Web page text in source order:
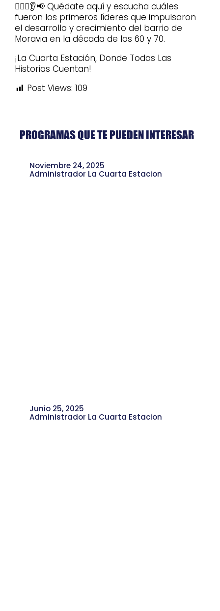
🧔🏽‍♀️👂📢 Quédate aquí y escucha cuáles
fueron los primeros líderes que impulsaron
el desarrollo y crecimiento del barrio de
Moravia en la década de los 60 y 70.
¡La Cuarta Estación, Donde Todas Las
Historias Cuentan!
Post Views: 109
PROGRAMAS QUE TE PUEDEN INTERESAR
Noviembre 24, 2025
Administrador La Cuarta Estacion
Junio 25, 2025
Administrador La Cuarta Estacion